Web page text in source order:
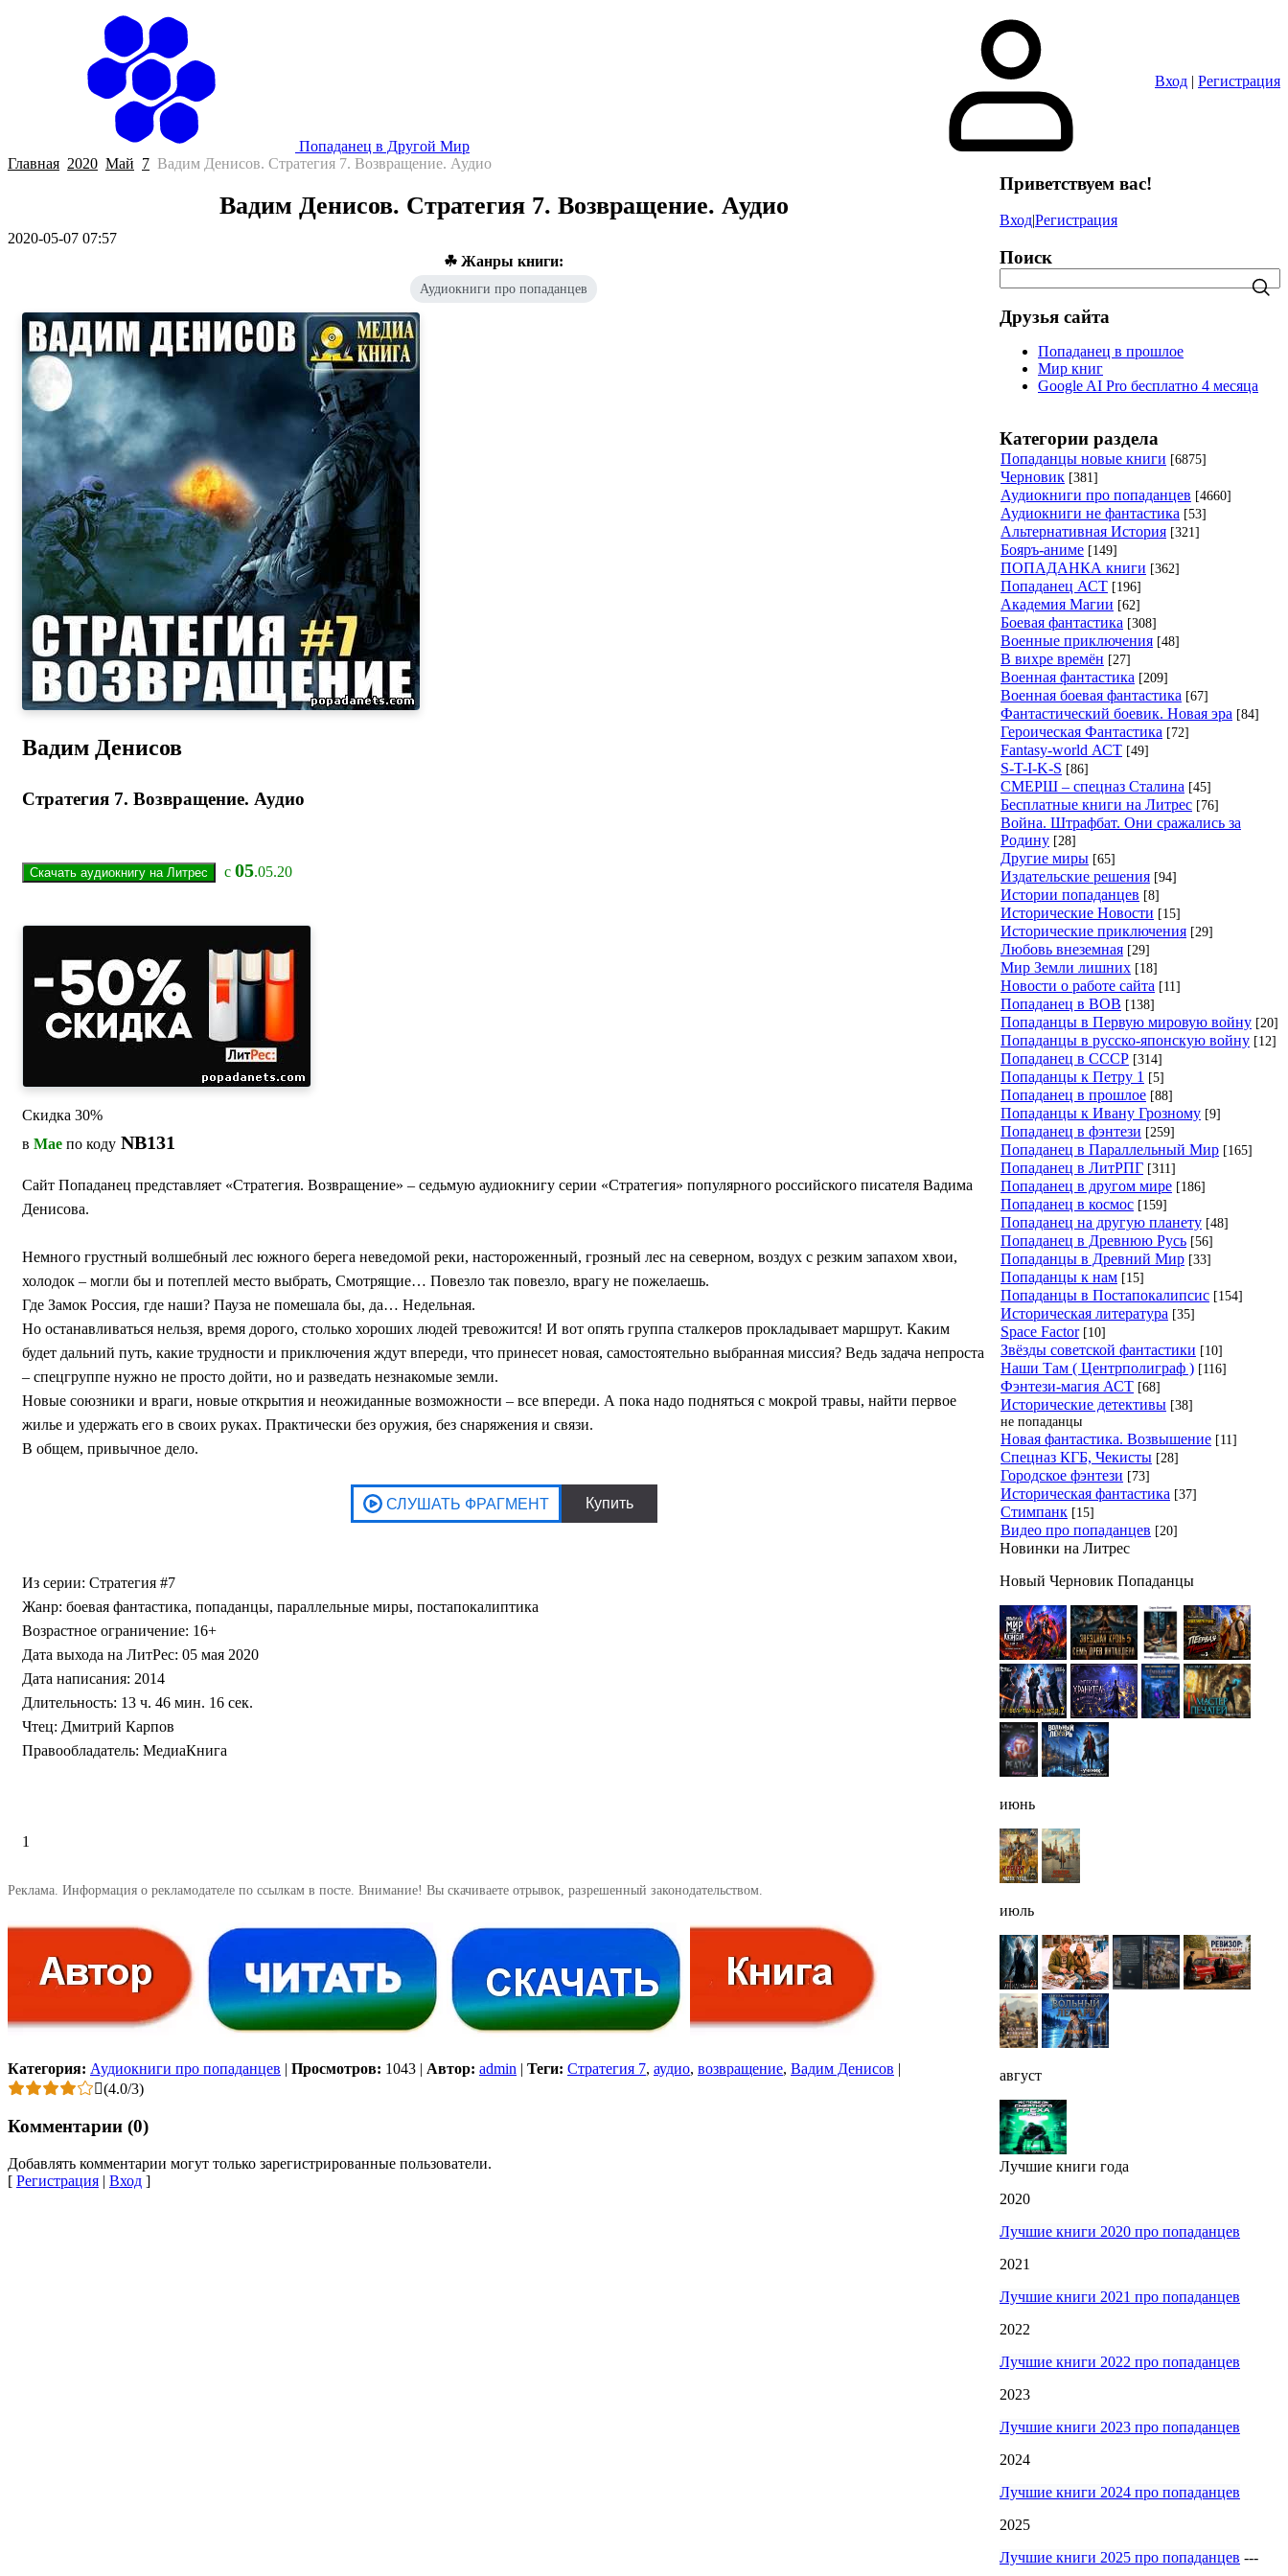
Попаданец в Другой Мир
Вход | Регистрация
Главная 2020 Май 7 Вадим Денисов. Стратегия 7. Возвращение. Аудио
Вадим Денисов. Стратегия 7. Возвращение. Аудио
2020-05-07 07:57
☘ Жанры книги:
Аудиокниги про попаданцев
Вадим Денисов
Стратегия 7. Возвращение. Аудио
с 05.05.20
Скидка 30%
в Мае по коду NB131
Сайт Попаданец представляет «Стратегия. Возвращение» – седьмую аудиокнигу серии «Стратегия» популярного российского писателя Вадима
Денисова.
Немного грустный волшебный лес южного берега неведомой реки, настороженный, грозный лес на северном, воздух с резким запахом хвои,
холодок – могли бы и потеплей место выбрать, Смотрящие… Повезло так повезло, врагу не пожелаешь.
Где Замок Россия, где наши? Пауза не помешала бы, да… Недельная.
Но останавливаться нельзя, время дорого, столько хороших людей тревожится! И вот опять группа сталкеров прокладывает маршрут. Каким
будет дальний путь, какие трудности и приключения ждут впереди, что принесет новая, самостоятельно выбранная миссия? Ведь задача непроста
– спецгруппе нужно не просто дойти, но и разведать незнакомые земли.
Новые союзники и враги, новые открытия и неожиданные возможности – все впереди. А пока надо подняться с мокрой травы, найти первое
жилье и удержать его в своих руках. Практически без оружия, без снаряжения и связи.
В общем, привычное дело.
Из серии: Стратегия #7
Жанр: боевая фантастика, попаданцы, параллельные миры, постапокалиптика
Возрастное ограничение: 16+
Дата выхода на ЛитРес: 05 мая 2020
Дата написания: 2014
Длительность: 13 ч. 46 мин. 16 сек.
Чтец: Дмитрий Карпов
Правообладатель: МедиаКнига
1
Реклама. Информация о рекламодателе по ссылкам в посте. Внимание! Вы скачиваете отрывок, разрешенный законодательством.
Категория: Аудиокниги про попаданцев | Просмотров: 1043 | Автор: admin | Теги: Стратегия 7, аудио, возвращение, Вадим Денисов |
(4.0/3)
Комментарии (0)
Добавлять комментарии могут только зарегистрированные пользователи.
[ Регистрация | Вход ]
Приветствуем вас!
Вход|Регистрация
Поиск
Друзья сайта
Попаданец в прошлое
Мир книг
Google AI Pro бесплатно 4 месяца
Категории раздела
Попаданцы новые книги [6875]
Черновик [381]
Аудиокниги про попаданцев [4660]
Аудиокниги не фантастика [53]
Альтернативная История [321]
Бояръ-аниме [149]
ПОПАДАНКА книги [362]
Попаданец АСТ [196]
Академия Магии [62]
Боевая фантастика [308]
Военные приключения [48]
В вихре времён [27]
Военная фантастика [209]
Военная боевая фантастика [67]
Фантастический боевик. Новая эра [84]
Героическая Фантастика [72]
Fantasy-world АСТ [49]
S-T-I-K-S [86]
СМЕРШ – спецназ Сталина [45]
Бесплатные книги на Литрес [76]
Война. Штрафбат. Они сражались за
Родину [28]
Другие миры [65]
Издательские решения [94]
Истории попаданцев [8]
Исторические Новости [15]
Исторические приключения [29]
Любовь внеземная [29]
Мир Земли лишних [18]
Новости о работе сайта [11]
Попаданец в ВОВ [138]
Попаданцы в Первую мировую войну [20]
Попаданцы в русско-японскую войну [12]
Попаданец в СССР [314]
Попаданцы к Петру 1 [5]
Попаданец в прошлое [88]
Попаданцы к Ивану Грозному [9]
Попаданец в фэнтези [259]
Попаданец в Параллельный Мир [165]
Попаданец в ЛитРПГ [311]
Попаданец в другом мире [186]
Попаданец в космос [159]
Попаданец на другую планету [48]
Попаданец в Древнюю Русь [56]
Попаданцы в Древний Мир [33]
Попаданцы к нам [15]
Попаданцы в Постапокалипсис [154]
Историческая литература [35]
Space Factor [10]
Звёзды советской фантастики [10]
Наши Там ( Центрполиграф ) [116]
Фэнтези-магия АСТ [68]
Исторические детективы [38]
не попаданцы
Новая фантастика. Возвышение [11]
Спецназ КГБ, Чекисты [28]
Городское фэнтези [73]
Историческая фантастика [37]
Стимпанк [15]
Видео про попаданцев [20]
Новинки на Литрес
Новый Черновик Попаданцы
июнь
июль
август
Лучшие книги года
2020
Лучшие книги 2020 про попаданцев
2021
Лучшие книги 2021 про попаданцев
2022
Лучшие книги 2022 про попаданцев
2023
Лучшие книги 2023 про попаданцев
2024
Лучшие книги 2024 про попаданцев
2025
Лучшие книги 2025 про попаданцев ---